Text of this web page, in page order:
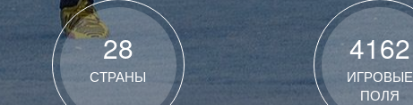
28
СТРАНЫ
4162
ИГРОВЫЕ
ПОЛЯ